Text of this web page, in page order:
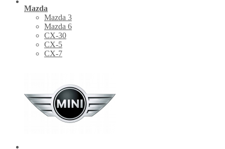
Mazda
Mazda 3
Mazda 6
CX-30
СХ-5
CX-7